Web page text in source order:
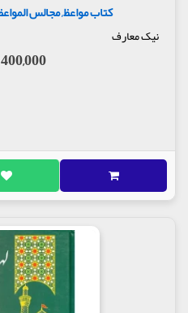
کتاب مواعظ, مجالس
نیک معارف
400,000 تومان